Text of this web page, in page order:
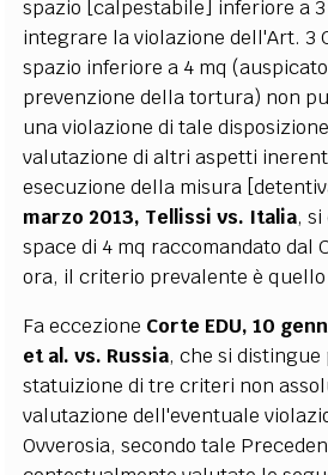
spazio [calpestabile] inferiore a
integrare la violazione dell'Art. 3
spazio inferiore a 4 mq
prevenzione della tortura) non
una violazione di tale
valutazione di altri aspetti
esecuzione della misura
marzo 2013, Tellissi vs. Italia,
space di 4 mq raccomandato dal
ora, il criterio prevalente è quello
Fa eccezione Corte EDU, 10
et al. vs. Russia, che si
statuizione di tre criteri non
valutazione dell'eventuale
Ovverosia, secondo tale